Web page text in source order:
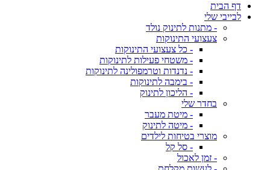
דף הבית
לבייבי שלי
- מתנות לתינוק נולד
צעצועי התינוקות
- כל צעצועי התינוקות
- משטחי פעילות לתינוקות
- נדנדות וטרמפולינה לתינוקות
- בימבה לתינוקות
- הליכון לתינוק
בחדר שלי
- מיטת מעבר
- מיטה לתינוק
מוצרי בטיחות לילדים
- סל קל
- זמן לאכול